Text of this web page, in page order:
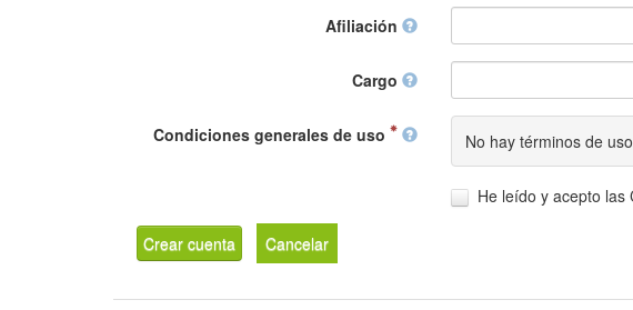
Afiliación
Cargo
Condiciones generales de uso No hay términos de
He leído y acepto las
Crear cuenta Cancelar